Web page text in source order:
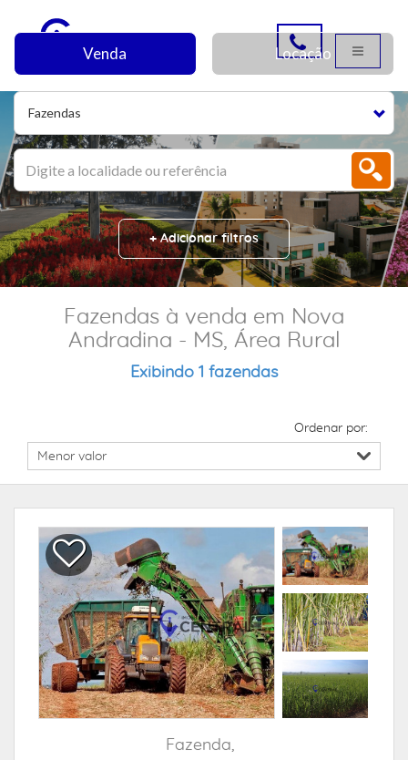
Fazendas
Venda Locação
+ Adicionar filtros
Fazendas à venda em Nova
Andradina - MS, Área Rural
Exibindo 1 fazendas
Ordenar por:
Fazenda,